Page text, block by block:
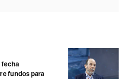
fecha
fundos para